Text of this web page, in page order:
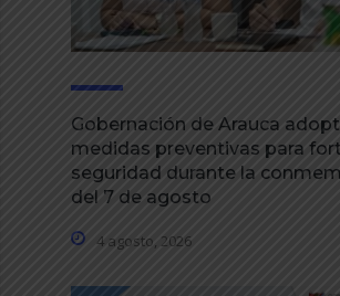
Gobernación de Arauca
medidas preventivas para
seguridad durante la
del 7 de agosto
4 agosto, 2026